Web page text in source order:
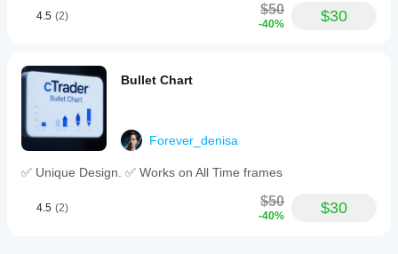
4.5 (2) $50
-40% $30
Bullet Chart
Forever_denisa
✅ Unique Design. ✅ Works on All Time frames
4.5 (2) $50
-40% $30